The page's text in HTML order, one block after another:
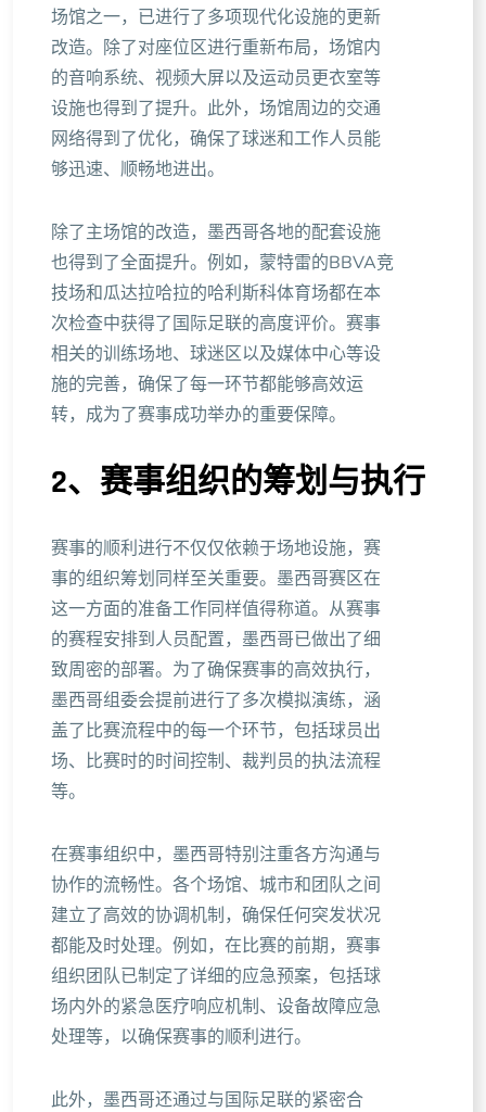
场馆之一，已进行了多项现代化设施的更新
改造。除了对座位区进行重新布局，场馆内
的音响系统、视频大屏以及运动员更衣室等
设施也得到了提升。此外，场馆周边的交通
网络得到了优化，确保了球迷和工作人员能
够迅速、顺畅地进出。
除了主场馆的改造，墨西哥各地的配套设施
也得到了全面提升。例如，蒙特雷的BBVA竞
技场和瓜达拉哈拉的哈利斯科体育场都在本
次检查中获得了国际足联的高度评价。赛事
相关的训练场地、球迷区以及媒体中心等设
施的完善，确保了每一环节都能够高效运
转，成为了赛事成功举办的重要保障。
2、赛事组织的筹划与执行
赛事的顺利进行不仅仅依赖于场地设施，赛
事的组织筹划同样至关重要。墨西哥赛区在
这一方面的准备工作同样值得称道。从赛事
的赛程安排到人员配置，墨西哥已做出了细
致周密的部署。为了确保赛事的高效执行，
墨西哥组委会提前进行了多次模拟演练，涵
盖了比赛流程中的每一个环节，包括球员出
场、比赛时的时间控制、裁判员的执法流程
等。
在赛事组织中，墨西哥特别注重各方沟通与
协作的流畅性。各个场馆、城市和团队之间
建立了高效的协调机制，确保任何突发状况
都能及时处理。例如，在比赛的前期，赛事
组织团队已制定了详细的应急预案，包括球
场内外的紧急医疗响应机制、设备故障应急
处理等，以确保赛事的顺利进行。
此外，墨西哥还通过与国际足联的紧密合